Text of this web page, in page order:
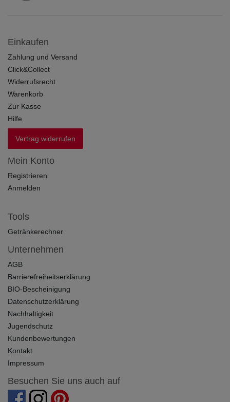
Einkaufen
Zahlung und Versand
Click&Collect
Widerrufsrecht
Warenkorb
Zur Kasse
Hilfe
Vertrag widerrufen
Mein Konto
Registrieren
Anmelden
Tools
Getränkerechner
Unternehmen
AGB
Barrierefreiheitserklärung
BIO-Bescheinigung
Datenschutzerklärung
Nachhaltigkeit
Jugendschutz
Kundenbewertungen
Kontakt
Impressum
Besuchen Sie uns auch auf